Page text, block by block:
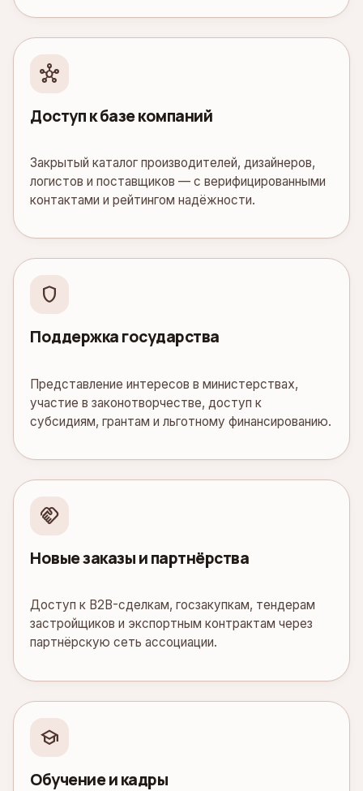
hub
Доступ к базе компаний
Закрытый каталог производителей, дизайнеров,
логистов и поставщиков — с верифицированными
контактами и рейтингом надёжности.
shield
Поддержка государства
Представление интересов в министерствах,
участие в законотворчестве, доступ к
субсидиям, грантам и льготному финансированию.
handshake
Новые заказы и партнёрства
Доступ к B2B-сделкам, госзакупкам, тендерам
застройщиков и экспортным контрактам через
партнёрскую сеть ассоциации.
school
Обучение и кадры